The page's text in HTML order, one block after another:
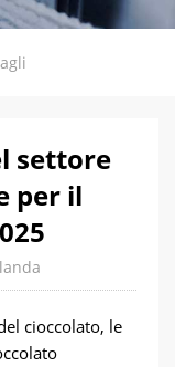
settore
per il
cioccolato, le